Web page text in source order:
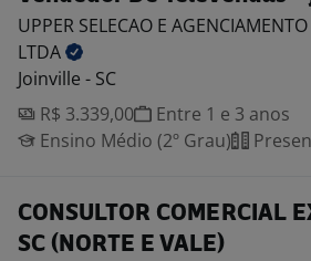
UPPER SELECAO E
LTDA
Joinville - SC
R$ 3.339,00
Entre 1 e 3 anos
Ensino Médio (2º Grau)
CONSULTOR COMERCIAL
SC (NORTE E VALE)